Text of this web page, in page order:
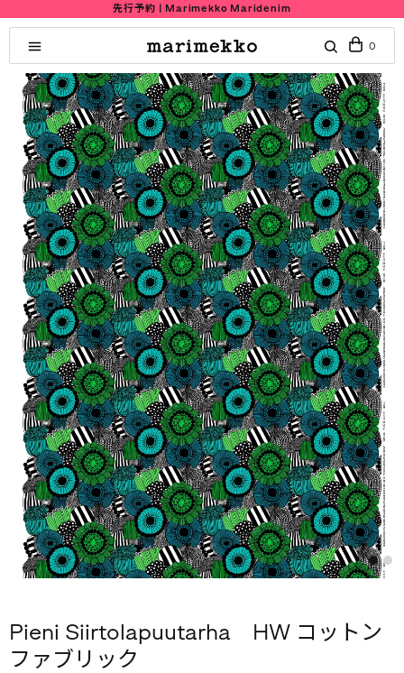
先行予約 | Marimekko Maridenim
0
Pieni Siirtolapuutarha HW コットン
ファブリック